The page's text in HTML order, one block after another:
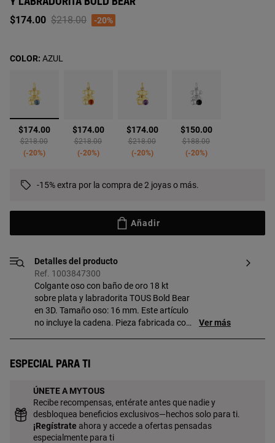
$174.00 Price reduced from
$218.00to-20%
seleccionado
$174.00
Price reduced from
$218.00to
-20%
$174.00
Price reduced from
$218.00to
-20%
$174.00
Price reduced from
$218.00to
-20%
$150.00
Price reduced from
$188.00to
-20%
COLOR: AZUL
-15% extra por la compra de 2 joyas o más.
Añadir
Detalles del producto
Ref. 1003847300
Colgante oso con baño de oro 18 kt
sobre plata y labradorita TOUS Bold Bear
en 3D. Tamaño oso: 16 mm. Este artículo
no incluye la cadena. Pieza fabricada con
calidad garantiza una mayor durabilidad
Ver más
Especial para ti
ÚNETE A MYTOUS
Recibe recompensas, entérate antes que nadie y
desbloquea beneficios exclusivos—hechos solo para ti.
¡Regístrate ahora y accede a ofertas pensadas
especialmente para ti